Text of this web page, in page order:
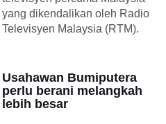
yang dikendalikan oleh Radio
Televisyen Malaysia (RTM).
Usahawan Bumiputera
perlu berani melangkah
lebih besar